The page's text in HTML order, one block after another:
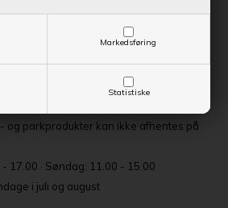
Markedsføring
Statistiske
og uge 29
og parkprodukter kan ikke afhentes på
17.00 · Søndag: 11.00 - 15.00
i juli og august